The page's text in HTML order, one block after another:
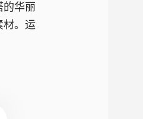
的华丽
材。运